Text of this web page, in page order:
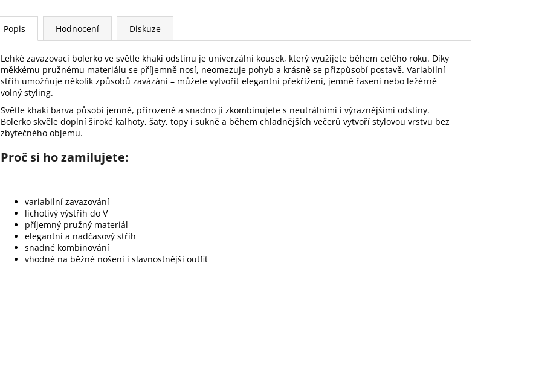
Popis Hodnocení Diskuze
Lehké zavazovací bolerko ve světle khaki odstínu je univerzální kousek, který využijete během celého roku. Díky
měkkému pružnému materiálu se příjemně nosí, neomezuje pohyb a krásně se přizpůsobí postavě. Variabilní
střih umožňuje několik způsobů zavázání – můžete vytvořit elegantní překřížení, jemné řasení nebo ležérně
volný styling.
Světle khaki barva působí jemně, přirozeně a snadno ji zkombinujete s neutrálními i výraznějšími odstíny.
Bolerko skvěle doplní široké kalhoty, šaty, topy i sukně a během chladnějších večerů vytvoří stylovou vrstvu bez
zbytečného objemu.
Proč si ho zamilujete:
variabilní zavazování
lichotivý výstřih do V
příjemný pružný materiál
elegantní a nadčasový střih
snadné kombinování
vhodné na běžné nošení i slavnostnější outfit